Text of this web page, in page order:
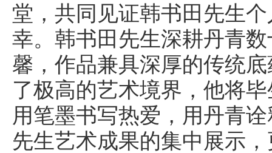
堂，共同见证韩书田先生
幸。韩书田先生深耕丹青
馨，作品兼具深厚的传统
了极高的艺术境界，他将
用笔墨书写热爱，用丹青
先生艺术成果的集中展示